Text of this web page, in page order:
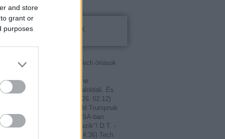
and store
grant or
purposes
Utolsó kommentek
fasza 2020.11.08. 18:35
Tech óriások
Trump meg kérte őket hogy ne
mindenkit aki nem baloldali. És
2019.06.26. 02:12)
írtak nyílt levelet Donald Trumpnak
T. Szerző! Az USA-ban
miniszterelnök, "nem létezik"! D.T. -
2018.02.13. 14:36) Tech